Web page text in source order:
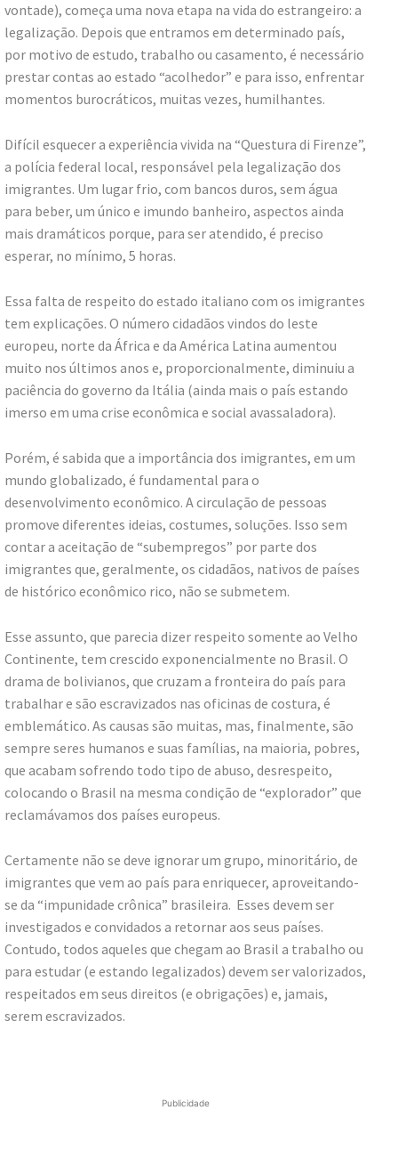
vontade), começa uma nova etapa na vida do estrangeiro: a
legalização. Depois que entramos em determinado país,
por motivo de estudo, trabalho ou casamento, é necessário
prestar contas ao estado “acolhedor” e para isso, enfrentar
momentos burocráticos, muitas vezes, humilhantes.
Difícil esquecer a experiência vivida na “Questura di Firenze”,
a polícia federal local, responsável pela legalização dos
imigrantes. Um lugar frio, com bancos duros, sem água
para beber, um único e imundo banheiro, aspectos ainda
mais dramáticos porque, para ser atendido, é preciso
esperar, no mínimo, 5 horas.
Essa falta de respeito do estado italiano com os imigrantes
tem explicações. O número cidadãos vindos do leste
europeu, norte da África e da América Latina aumentou
muito nos últimos anos e, proporcionalmente, diminuiu a
paciência do governo da Itália (ainda mais o país estando
imerso em uma crise econômica e social avassaladora).
Porém, é sabida que a importância dos imigrantes, em um
mundo globalizado, é fundamental para o
desenvolvimento econômico. A circulação de pessoas
promove diferentes ideias, costumes, soluções. Isso sem
contar a aceitação de “subempregos” por parte dos
imigrantes que, geralmente, os cidadãos, nativos de países
de histórico econômico rico, não se submetem.
Esse assunto, que parecia dizer respeito somente ao Velho
Continente, tem crescido exponencialmente no Brasil. O
drama de bolivianos, que cruzam a fronteira do país para
trabalhar e são escravizados nas oficinas de costura, é
emblemático. As causas são muitas, mas, finalmente, são
sempre seres humanos e suas famílias, na maioria, pobres,
que acabam sofrendo todo tipo de abuso, desrespeito,
colocando o Brasil na mesma condição de “explorador” que
reclamávamos dos países europeus.
Certamente não se deve ignorar um grupo, minoritário, de
imigrantes que vem ao país para enriquecer, aproveitando-
se da “impunidade crônica” brasileira. Esses devem ser
investigados e convidados a retornar aos seus países.
Contudo, todos aqueles que chegam ao Brasil a trabalho ou
para estudar (e estando legalizados) devem ser valorizados,
respeitados em seus direitos (e obrigações) e, jamais,
serem escravizados.
Publicidade